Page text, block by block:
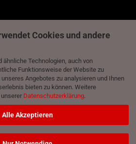
Cookies und andere
ähnliche Technologien, auch von
Funktionsweise der Website zu
Angebotes zu analysieren und Ihnen
bieten zu können. Weitere
Datenschutzerklärung.
Alle Akzeptieren